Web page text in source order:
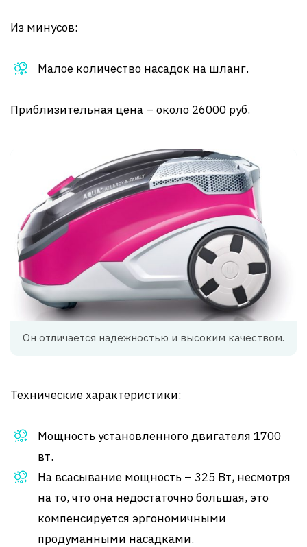
Из минусов:
Малое количество насадок на шланг.
Приблизительная цена – около 26000 руб.
Он отличается надежностью и высоким качеством.
Технические характеристики:
Мощность установленного двигателя 1700
вт.
На всасывание мощность – 325 Вт, несмотря
на то, что она недостаточно большая, это
компенсируется эргономичными
продуманными насадками.